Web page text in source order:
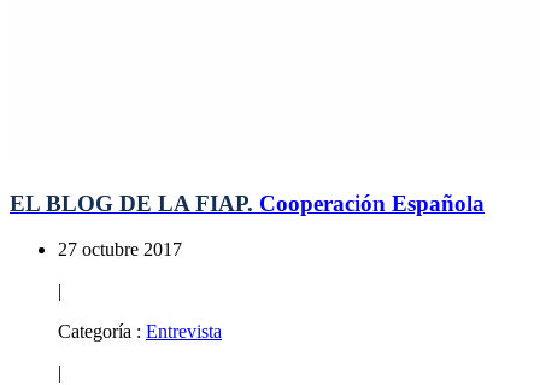
EL BLOG DE LA FIAP. Cooperación Española
27 octubre 2017
|
Categoría : Entrevista
|